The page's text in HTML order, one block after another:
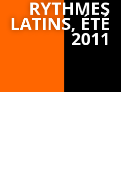
RYTHMES
LATINS, ÉTÉ
2011